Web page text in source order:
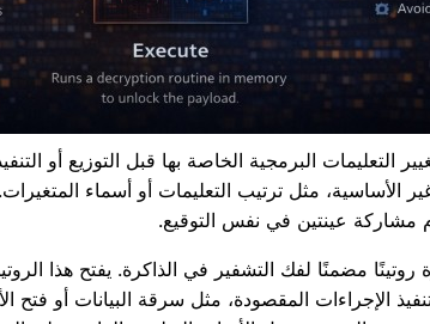
التعليمات البرمجية الخاصة بها قبل التوزيع أو
الأساسية، مثل ترتيب التعليمات أو أسماء
مشاركة عينتين في نفس التوقيع.
روتينًا مضمنًا لفك التشفير في الذاكرة. يفتح هذا
الإجراءات المقصودة، مثل سرقة البيانات أو فتح